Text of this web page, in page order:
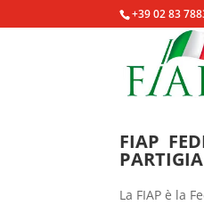
+39 02 83
FIAP
La FIAP è la